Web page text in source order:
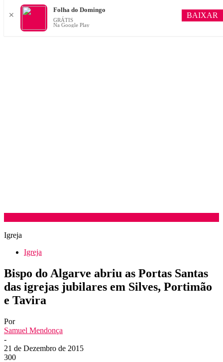
Igreja
Igreja
Bispo do Algarve abriu as Portas Santas
das igrejas jubilares em Silves, Portimão
e Tavira
Por
Samuel Mendonça
-
21 de Dezembro de 2015
300
✕
Folha do Domingo
GRÁTIS
Na Google Play
BAIXAR